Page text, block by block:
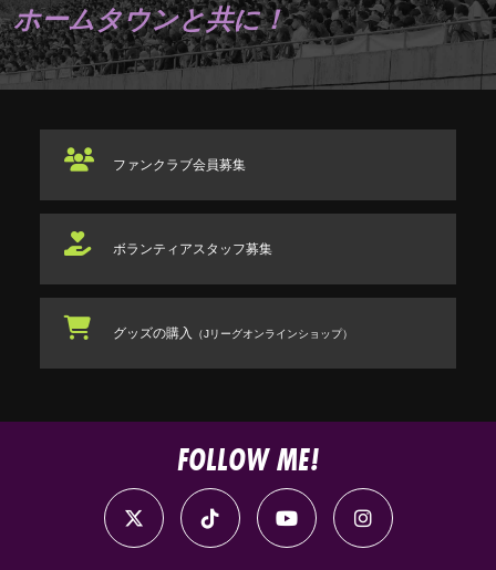
ホームタウンと共に！
ファンクラブ会員募集
ボランティアスタッフ募集
グッズの購入 （Jリーグオンラインショップ）
FOLLOW ME!